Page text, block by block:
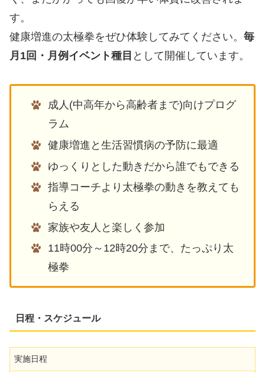
す。
健康増進の太極拳をぜひ体験してみてください。 毎
月1回・月例イベント種目 として開催しています。
成人(中高年から高齢者まで)向けプログ
ラム
健康増進と生活習慣病の予防に最適
ゆっくりとした動きだから誰でもできる
指導コーチより太極拳の動きを教えても
らえる
家族や友人と楽しく参加
11時00分～12時20分まで、たっぷり太
極拳
日程・ スケジュール
実施日程